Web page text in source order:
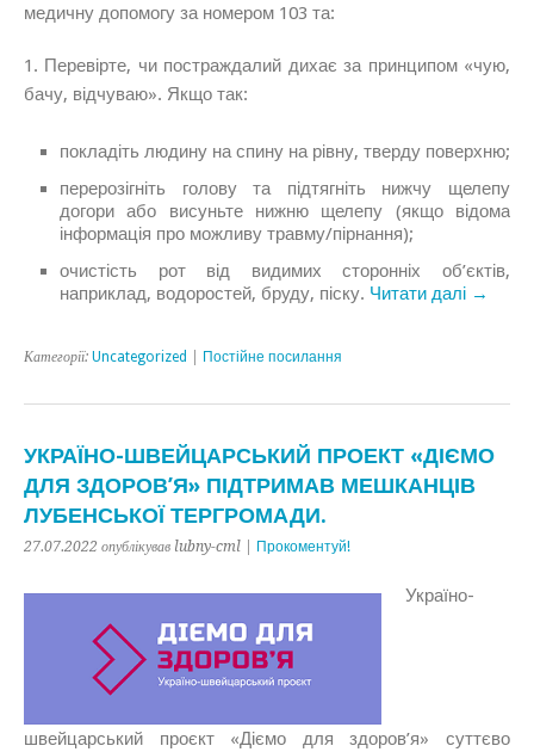
медичну допомогу за номером 103 та:
1. Перевірте, чи постраждалий дихає за принципом «чую,
бачу, відчуваю». Якщо так:
покладіть людину на спину на рівну, тверду поверхню;
перерозігніть голову та підтягніть нижчу щелепу
догори або висуньте нижню щелепу (якщо відома
інформація про можливу травму/пірнання);
очистість рот від видимих сторонніх об’єктів,
наприклад, водоростей, бруду, піску. Читати далі →
Категорії: Uncategorized Постійне посилання
УКРАЇНО-ШВЕЙЦАРСЬКИЙ ПРОЕКТ «ДІЄМО
ДЛЯ ЗДОРОВ’Я» ПІДТРИМАВ МЕШКАНЦІВ
ЛУБЕНСЬКОЇ ТЕРГРОМАДИ.
27.07.2022 опублікував lubny-cml | Прокоментуй!
Україно-
швейцарський проєкт «Діємо для здоров’я» суттєво